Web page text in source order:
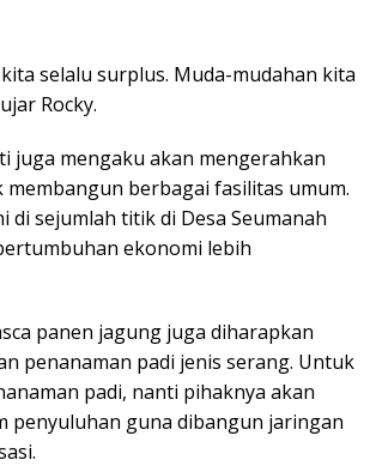
selalu surplus. Muda-mudahan kita
Rocky.
juga mengaku akan mengerahkan
berbagai fasilitas umum.
di sejumlah titik di Desa Seumanah
ekonomi lebih
panen jagung juga diharapkan
penanaman padi jenis serang. Untuk
padi, nanti pihaknya akan
penyuluhan guna dibangun jaringan